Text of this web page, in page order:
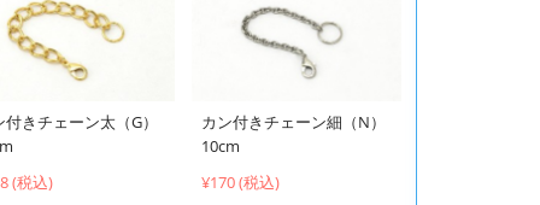
付きチェーン太（G）
(税込)
カン付きチェーン細（N）
10cm
¥170 (税込)